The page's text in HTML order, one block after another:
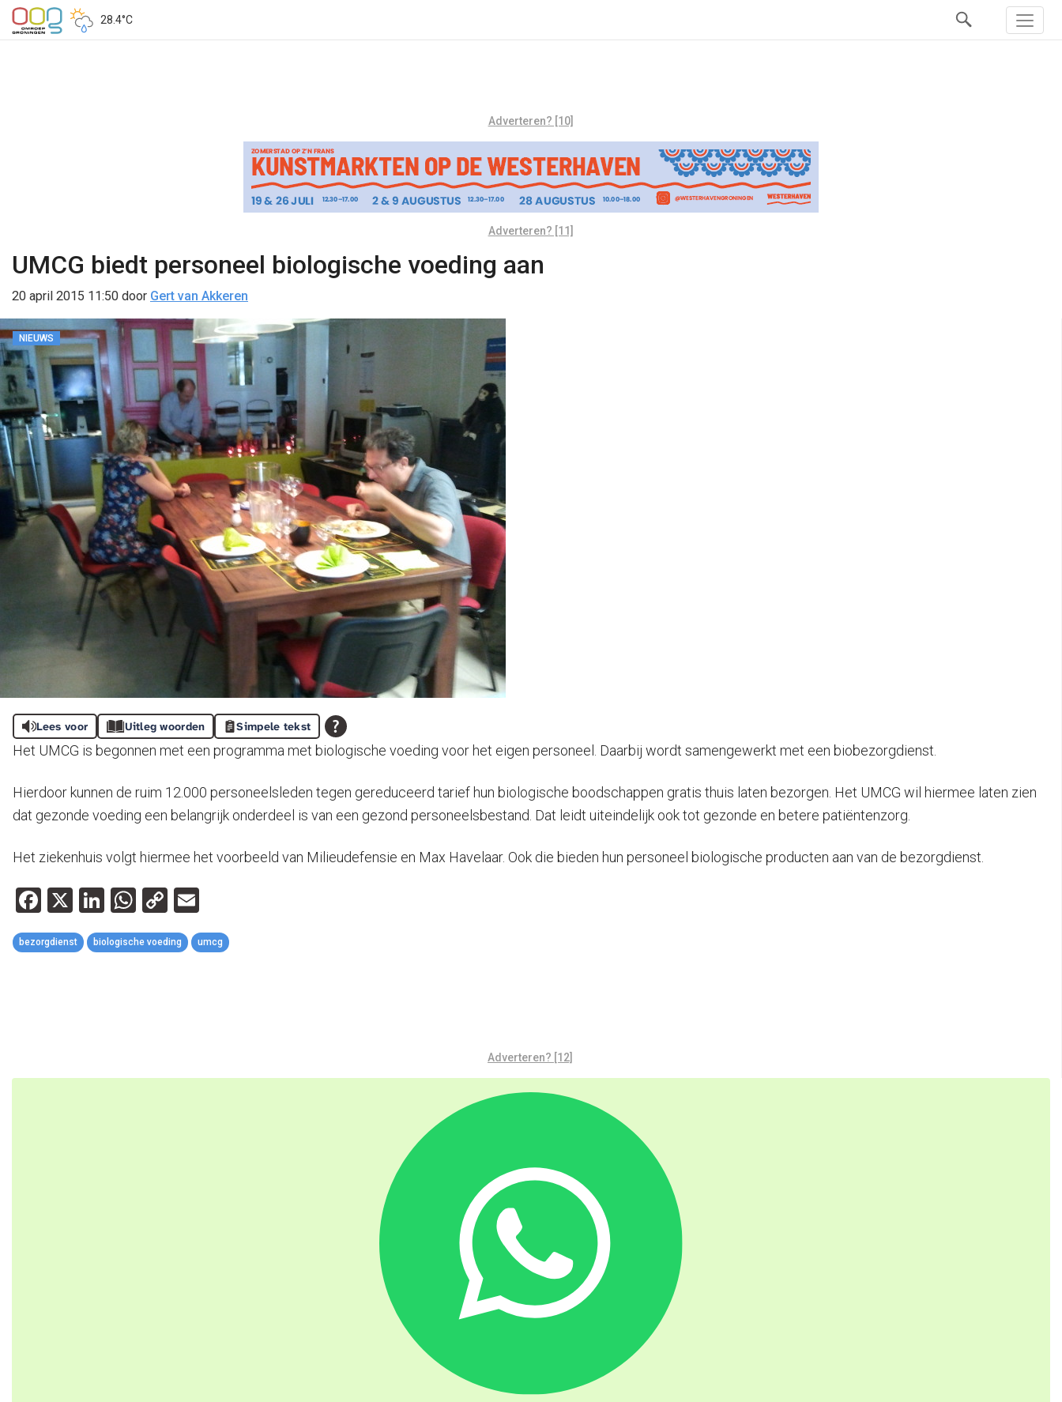
28.4°C
Adverteren? [10]
Adverteren? [11]
UMCG biedt personeel biologische voeding aan
20 april 2015 11:50 door Gert van Akkeren
NIEUWS
Lees voor Uitleg woorden Simpele tekst
Het UMCG is begonnen met een programma met biologische voeding voor het eigen personeel. Daarbij wordt samengewerkt met een biobezorgdienst.
Hierdoor kunnen de ruim 12.000 personeelsleden tegen gereduceerd tarief hun biologische boodschappen gratis thuis laten bezorgen. Het UMCG wil hiermee laten zien
dat gezonde voeding een belangrijk onderdeel is van een gezond personeelsbestand. Dat leidt uiteindelijk ook tot gezonde en betere patiëntenzorg.
Het ziekenhuis volgt hiermee het voorbeeld van Milieudefensie en Max Havelaar. Ook die bieden hun personeel biologische producten aan van de bezorgdienst.
Facebook
X LinkedIn
WhatsApp
Copy
Link
bezorgdienst biologische voeding umcg
Adverteren? [12]